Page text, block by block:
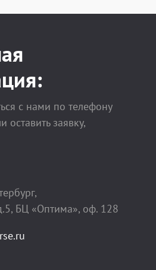
с нами по телефону
оставить заявку,
БЦ «Оптима», оф. 128